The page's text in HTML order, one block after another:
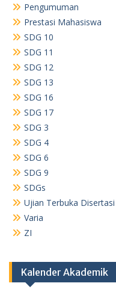
Pengumuman
Prestasi Mahasiswa
SDG 10
SDG 11
SDG 12
SDG 13
SDG 16
SDG 17
SDG 3
SDG 4
SDG 6
SDG 9
SDGs
Ujian Terbuka Disertasi
Varia
ZI
Kalender Akademik